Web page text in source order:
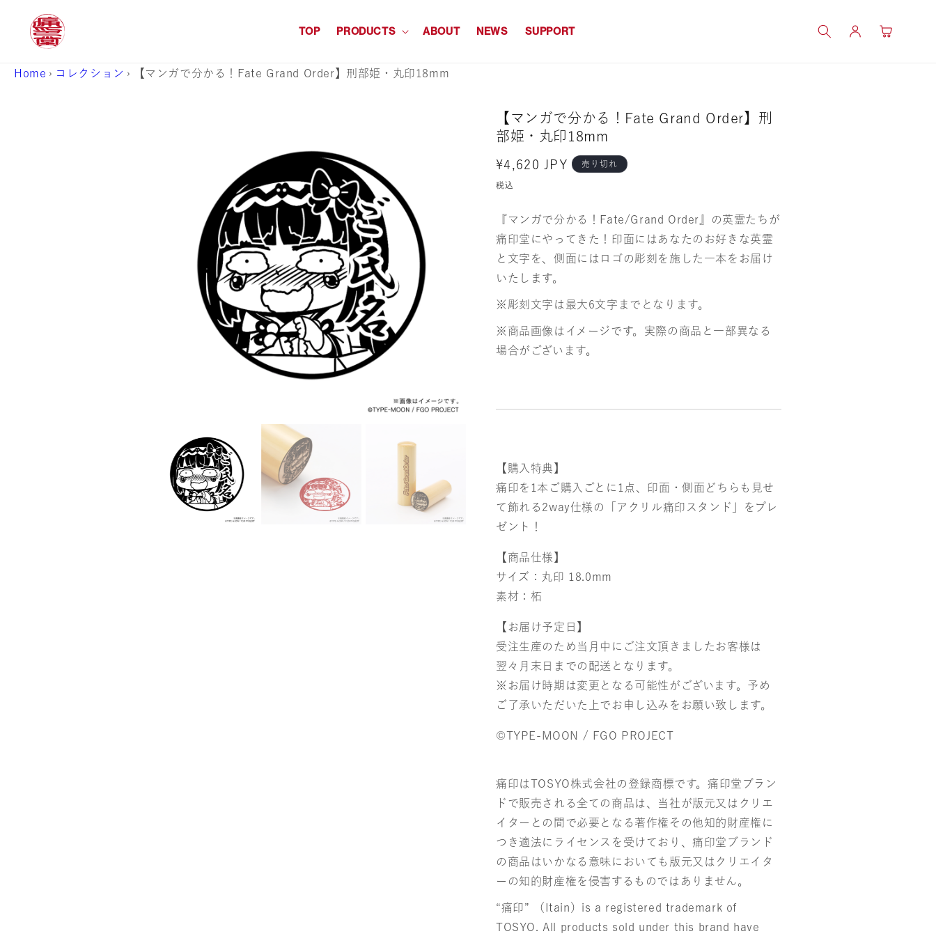
ンツに
進む
TOP PRODUCTS ABOUT NEWS SUPPORT
イ
ー
Home › コレクション › 【マンガで分かる！Fate Grand Order】刑部姫・丸印18mm
【マンガで分かる！Fate Grand Order】刑
部姫・丸印18mm
通
常
格
¥4,620 JPY 売り切れ
税込
『マンガで分かる！Fate/Grand Order』の英霊たちが
痛印堂にやってきた！印面にはあなたのお好きな英霊
と文字を、側面にはロゴの彫刻を施した一本をお届け
いたします。
※彫刻文字は最大6文字までとなります。
※商品画像はイメージです。実際の商品と一部異なる
場合がございます。
【購入特典】
痛印を1本ご購入ごとに1点、印面・側面どちらも見せ
て飾れる2way仕様の「アクリル痛印スタンド」をプレ
ゼント！
【商品仕様】
サイズ：丸印 18.0mm
素材：柘
【お届け予定日】
受注生産のため当月中にご注文頂きましたお客様は
翌々月末日までの配送となります。
※お届け時期は変更となる可能性がございます。予め
ご了承いただいた上でお申し込みをお願い致します。
©TYPE-MOON / FGO PROJECT
痛印はTOSYO株式会社の登録商標です。痛印堂ブラン
ドで販売される全ての商品は、当社が版元又はクリエ
イターとの間で必要となる著作権その他知的財産権に
つき適法にライセンスを受けており、痛印堂ブランド
の商品はいかなる意味においても版元又はクリエイタ
ーの知的財産権を侵害するものではありません。
“痛印” （Itain）is a registered trademark of
TOSYO. All products sold under this brand have